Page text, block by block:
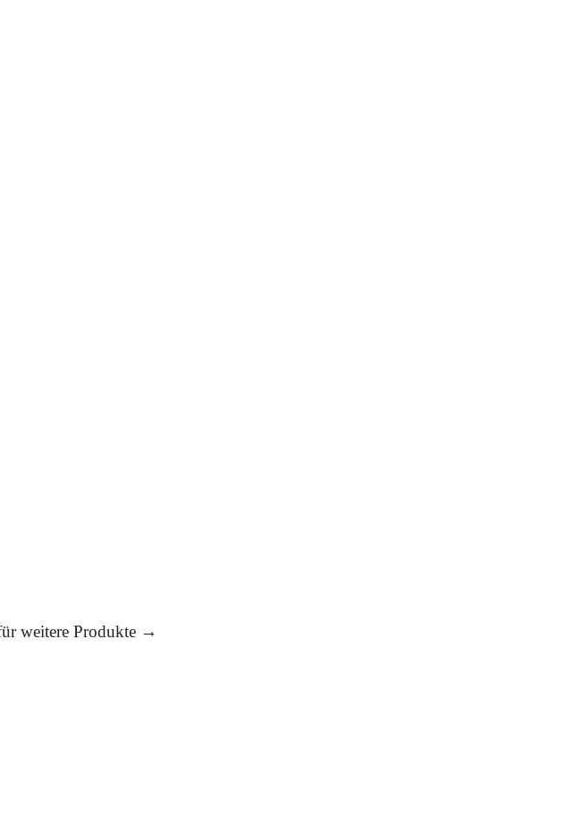
weitere Produkte →